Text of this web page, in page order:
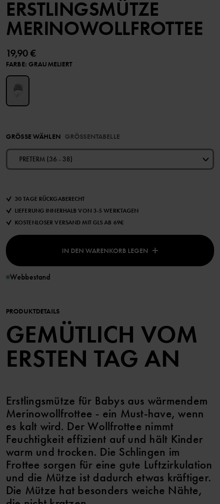
ERSTLINGSMÜTZE
MERINOWOLLFROTTEE
19,90 €
FARBE: GRAUMELIERT
GRÖSSE WÄHLEN GRÖSSENTABELLE
PRETERM (36 - 38)
30 TAGE RÜCKGABERECHT
LIEFERUNG INNERHALB VON 3-5 WERKTAGEN
KOSTENLOSER VERSAND MIT GLS AB 69€
IN DEN WARENKORB LEGEN
Webbestand
PRODUKTDETAILS
GEMÜTLICH VOM
ERSTEN TAG AN
Erstlingsmütze für Babys aus wärmendem
Merinowollfrottee - ein Must-have, wenn
es kalt wird. Der Wollfrottee nimmt
Feuchtigkeit effizient auf und hält Kinder
warm und trocken. Die Schlingen im
Frottee sorgen für eine gute Luftzirkulation
und die Mütze ist dadurch etwas kräftiger.
Die Mütze hat besonders weiche Nähte,